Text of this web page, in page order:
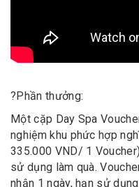
?Phần thưởng:
Một cặp Day Spa
nghiệm khu phức hợp
335.000 VND/ 1
sử dụng làm quà.
nhận 1 ngày, hạn sử